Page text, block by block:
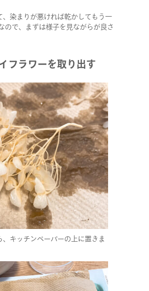
、染まりが悪ければ乾かしてもう一
ので、まずは様子を見ながらが良さ
フラワーを取り出す
、キッチンペーパーの上に置きま